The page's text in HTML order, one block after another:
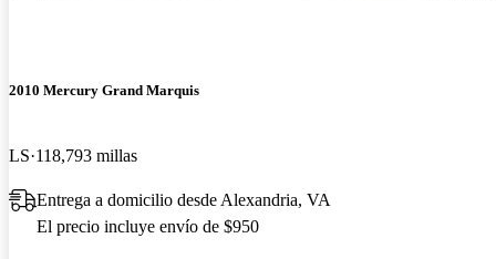
2010 Mercury Grand Marquis
LS 118,793 millas
Entrega a domicilio desde Alexandria, VA
El precio incluye envío de $950